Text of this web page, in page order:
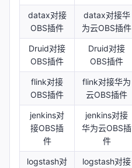
datax对接
OBS插件
datax对接华
为云OBS插件
Druid对接
OBS插件
Druid对接
OBS插件
flink对接
OBS插件
flink对接华为
云OBS插件
jenkins对
接OBS插
件
jenkins对接
华为云OBS插
件
logstash对
logstash对接